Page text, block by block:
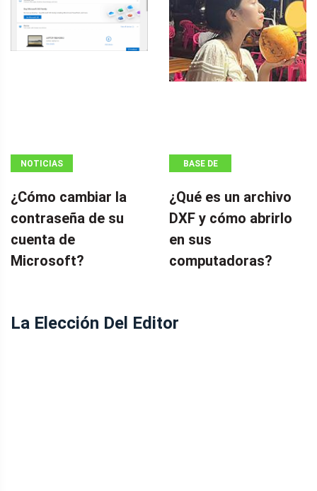
NOTICIAS
¿Cómo cambiar la
contraseña de su
cuenta de
Microsoft?
BASE DE
¿Qué es un archivo
DXF y cómo abrirlo
en sus
computadoras?
La Elección Del Editor